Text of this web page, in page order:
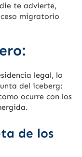
te advierte,
migratorio
legal, lo
del iceberg:
ocurre con los
de los